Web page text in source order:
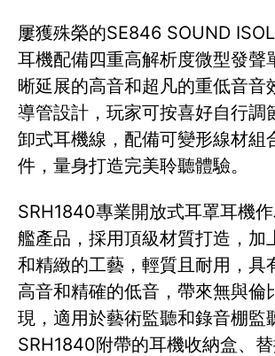
屢獲殊榮的SE846 SOUND
耳機配備四重高解析度微型發聲
晰延展的高音和超凡的重低音音
導管設計，玩家可按喜好自行調
卸式耳機線，配備可變形線材組
件，量身打造完美聆聽體驗。
SRH1840專業開放式耳罩耳機
艦產品，採用頂級材質打造，加
和精緻的工藝，輕質且耐用，具
高音和精確的低音，帶來無與倫
現，適用於藝術監聽和錄音棚監
SRH1840附帶的耳機收納盒、